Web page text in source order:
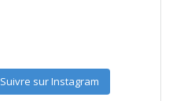
Suivre sur Instagram